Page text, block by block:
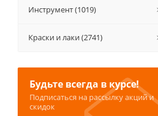
Инструмент (1019)
Краски и лаки (2741)
Будьте всегда в курсе!
Подписаться на рассылку акций и
скидок